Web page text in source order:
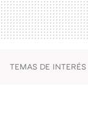
TEMAS DE INTERÉS